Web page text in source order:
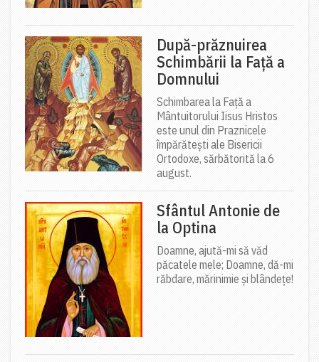
După-prăznuirea
Schimbării la Față a
Domnului
Schimbarea la Față a
Mântuitorului Iisus Hristos
este unul din Praznicele
împărătești ale Bisericii
Ortodoxe, sărbătorită la 6
august.
Sfântul Antonie de
la Optina
Doamne, ajută-mi să văd
păcatele mele; Doamne, dă-mi
răbdare, mărinimie şi blândeţe!